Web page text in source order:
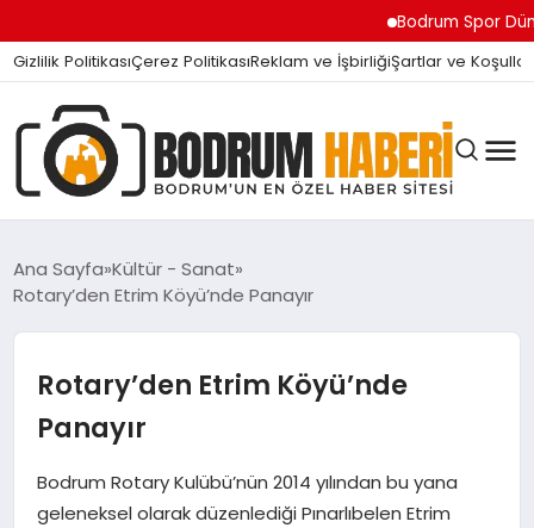
Bodrum Spor
Gizlilik PolitikasıÇerez PolitikasıReklam ve İşbirliğiŞartlar ve Koşullar
BODRUM BODRUM
SIYASET
MAGAZIN
Ana Sayfa Kültür - Sanat
Rotary’den Etrim Köyü’nde Panayır
Rotary’den Etrim Köyü’nde
Panayır
Bodrum Rotary Kulübü’nün 2014 yılından bu yana
geleneksel olarak düzenlediği Pınarlıbelen Etrim